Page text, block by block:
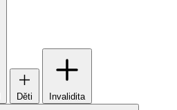
Děti Invalidita